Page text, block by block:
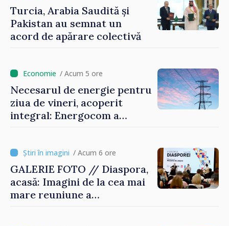
Turcia, Arabia Saudită și
Pakistan au semnat un
acord de apărare colectivă
/ Acum 5 ore
Necesarul de energie pentru
ziua de vineri, acoperit
integral: Energocom a
/ Acum 6 ore
GALERIE FOTO // Diaspora,
acasă: Imagini de la cea mai
mare reuniune a